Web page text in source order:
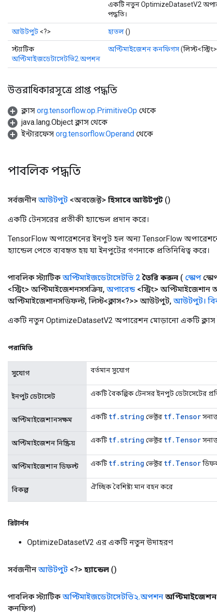
একটি নতুন OptimizeDatasetV2
পদ্ধতি।
আউটপুট <?> হাতল()
স্ট্যাটিক
অপ্টিমাইজডেটাসেটভি2.অপশন
অপ্টিমাইজেশন কনফিগস
উত্তরাধিকারসূত্রে প্রাপ্ত পদ্ধতি
ক্লাস org.tensorflow.op.PrimitiveOp থেকে
java.lang.Object ক্লাস থেকে
ইন্টারফেস org.tensorflow.Operand থেকে
পাবলিক পদ্ধতি
সর্বজনীন আউটপুট <অবজেক্ট> হিসাবে আউটপুট ()
একটি টেনসরের প্রতীকী হ্যান্ডেল প্রদান করে।
TensorFlow অপারেশনের ইনপুট হল অন্য TensorFlow
হ্যান্ডেল পেতে ব্যবহৃত হয় যা ইনপুটের গণনাকে প্রতিনিধিত্ব করে।
পাবলিক স্ট্যাটিক অপ্টিমাইজডেটাসেটভি 2 তৈরি করুন ( স্কোপ
<স্ট্রিং> অপ্টিমাইজেশনসসক্রিয়, অপারেন্ড <স্ট্রিং> অপ্টিমাইজেশান
অপ্টিমাইজেশানসডিফল্ট, লিস্ট<ক্লাস<?>> আউটপুট, আউটপুট।
একটি নতুন OptimizeDatasetV2 অপারেশন মোড়ানো একটি ক্লাস
পরামিতি
সুযোগ বর্তমান সুযোগ
ইনপুট ডেটাসেট একটি বৈকল্পিক টেনসর ইনপুট ডেটাসেটের
অপ্টিমাইজেশানসক্ষম একটি tf.string ভেক্টর tf.Tensor
অপ্টিমাইজেশন নিষ্ক্রিয় একটি tf.string ভেক্টর tf.Tensor
অপ্টিমাইজেশান ডিফল্ট একটি tf.string ভেক্টর tf.Tensor
বিকল্প ঐচ্ছিক বৈশিষ্ট্য মান বহন করে
রিটার্নস
OptimizeDatasetV2 এর একটি নতুন উদাহরণ
সর্বজনীন আউটপুট <?> হ্যান্ডেল ()
পাবলিক স্ট্যাটিক অপ্টিমাইজডেটাসেটভি২.অপশন
কনফিগ)